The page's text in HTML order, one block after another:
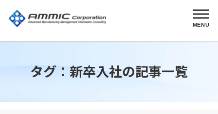
MENU
MENU
タグ：新卒入社の記事一覧